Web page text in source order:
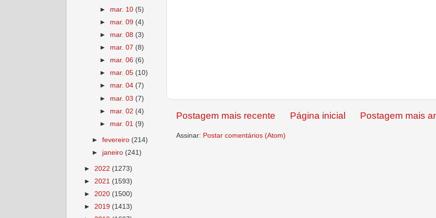
Postagem mais recente Postagem mais
Página inicial
Assinar: Postar comentários (Atom)
► mar. 10 (5)
► mar. 09 (4)
► mar. 08 (3)
► mar. 07 (8)
► mar. 06 (6)
► mar. 05 (10)
► mar. 04 (7)
► mar. 03 (7)
► mar. 02 (4)
► mar. 01 (9)
►fevereiro (214)
► janeiro (241)
► 2022 (1273)
► 2021 (1593)
► 2020 (1500)
► 2019 (1413)